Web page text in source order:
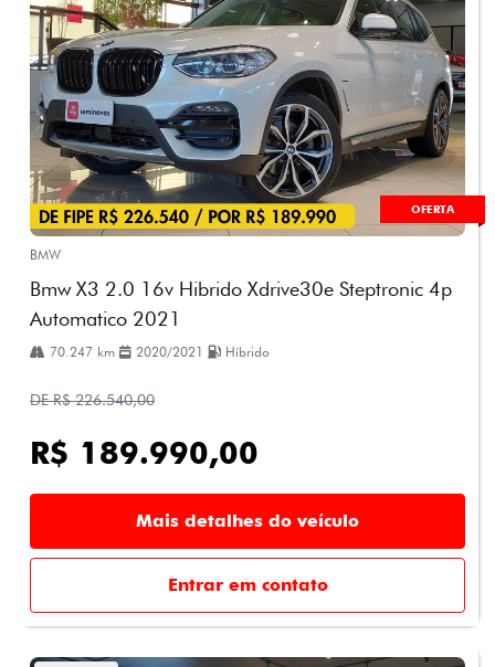
OFERTA
BMW
Bmw X3 2.0 16v Hibrido Xdrive30e Steptronic 4p
Automatico 2021
70.247 km 2020/2021 Híbrido
DE R$ 226.540,00
R$ 189.990,00
Mais detalhes do veículo
Entrar em contato